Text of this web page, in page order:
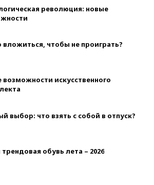
революция: новые
вложиться, чтобы не проиграть?
искусственного
выбор: что взять с собой в отпуск?
обувь лета – 2026